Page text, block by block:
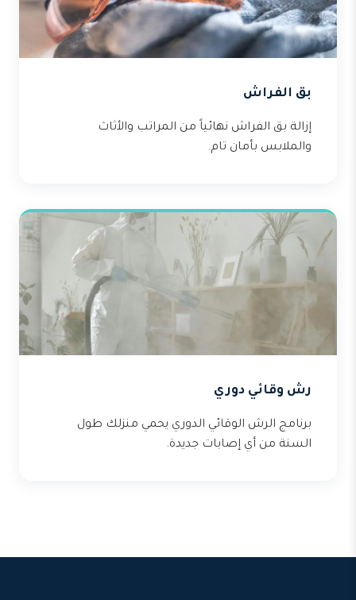
بق الفراش
إزالة بق الفراش نهائياً من المراتب والأثاث
والملابس بأمان تام.
رش وقائي دوري
برنامج الرش الوقائي الدوري يحمي منزلك طول
السنة من أي إصابات جديدة.